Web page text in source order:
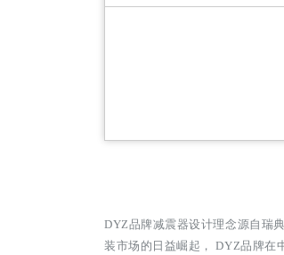
DYZ品牌减震器设计理念源自瑞
装市场 的日益崛起， DYZ品牌在